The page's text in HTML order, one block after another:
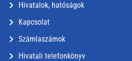
Hivatalok, hatóságok
Kapcsolat
Számlaszámok
Hivatali telefonkönyv